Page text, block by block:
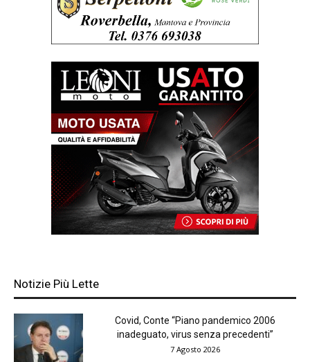
Notizie Più Lette
Covid, Conte “Piano pandemico 2006
inadeguato, virus senza precedenti”
7 Agosto 2026